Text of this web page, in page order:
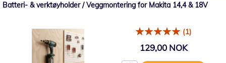
Batteri- & verktøyholder / Veggmontering for Makita 14,4 & 18V
(1)
129,00 NOK